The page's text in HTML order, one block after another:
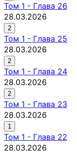
Том 1 - Глава 26
28.03.2026
2
Том 1 - Глава 25
28.03.2026
2
Том 1 - Глава 24
28.03.2026
2
Том 1 - Глава 23
28.03.2026
1
Том 1 - Глава 22
28.03.2026